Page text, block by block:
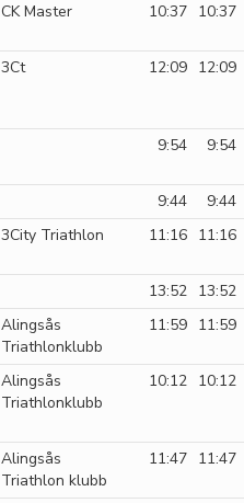
CK Master 10:37 10:37
3Ct 12:09 12:09
9:54 9:54
9:44
9:44
3City Triathlon 11:16 11:16
13:52 13:52
Alingsås
Triathlonklubb
11:59 11:59
Alingsås
Triathlonklubb
10:12 10:12
Alingsås
Triathlon klubb
11:47 11:47